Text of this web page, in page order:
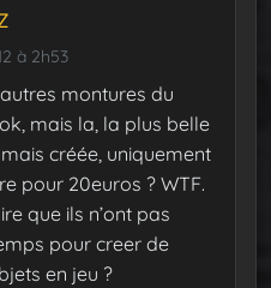
à 2h53
montures du
mais la, la plus belle
créée, uniquement
pour 20euros ? WTF.
que ils n’ont pas
pour creer de
en jeu ?